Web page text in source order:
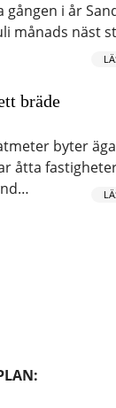
i år
månads näst
bräde
byter
åtta